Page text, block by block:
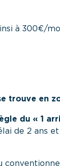
à 300€/
trouve en
du « 1
de 2 ans